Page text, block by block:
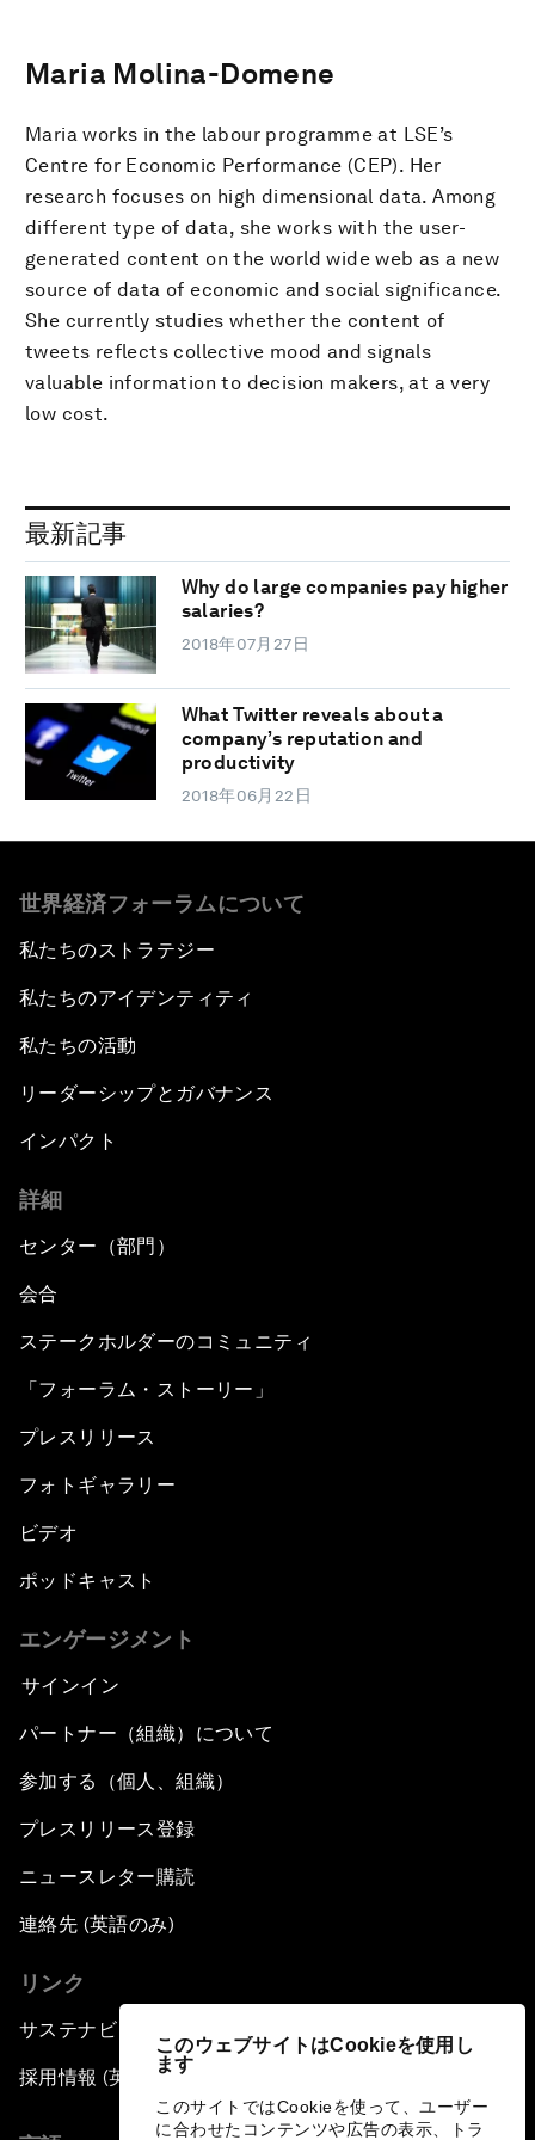
このウェブサイトはCookieを使用し
ます
このサイトではCookieを使って、ユーザー
に合わせたコンテンツや広告の表示、トラ
Maria Molina-Domene
Maria works in the labour programme at LSE’s
Centre for Economic Performance (CEP). Her
research focuses on high dimensional data. Among
different type of data, she works with the user-
generated content on the world wide web as a new
source of data of economic and social significance.
She currently studies whether the content of
tweets reflects collective mood and signals
valuable information to decision makers, at a very
low cost.
最新記事
Why do large companies pay higher
salaries?
2018年07月27日
What Twitter reveals about a
company’s reputation and
productivity
2018年06月22日
世界経済フォーラムについて
私たちのストラテジー
私たちのアイデンティティ
私たちの活動
リーダーシップとガバナンス
インパクト
詳細
センター（部門）
会合
ステークホルダーのコミュニティ
「フォーラム・ストーリー」
プレスリリース
フォトギャラリー
ビデオ
ポッドキャスト
エンゲージメント
サインイン
パートナー（組織）について
参加する（個人、組織）
プレスリリース登録
ニュースレター購読
連絡先 (英語のみ)
リンク
サステナビリティへの取り組み
採用情報 (英語のみ)